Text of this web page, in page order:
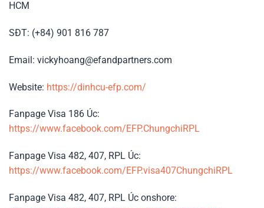
HCM
SĐT: (+84) 901 816 787
Email: vickyhoang@efandpartners.com
Website: https://dinhcu-efp.com/
Fanpage Visa 186 Úc:
https://www.facebook.com/EFP.ChungchiRPL
Fanpage Visa 482, 407, RPL Úc:
https://www.facebook.com/EFP.visa407ChungchiRPL
Fanpage Visa 482, 407, RPL Úc onshore: